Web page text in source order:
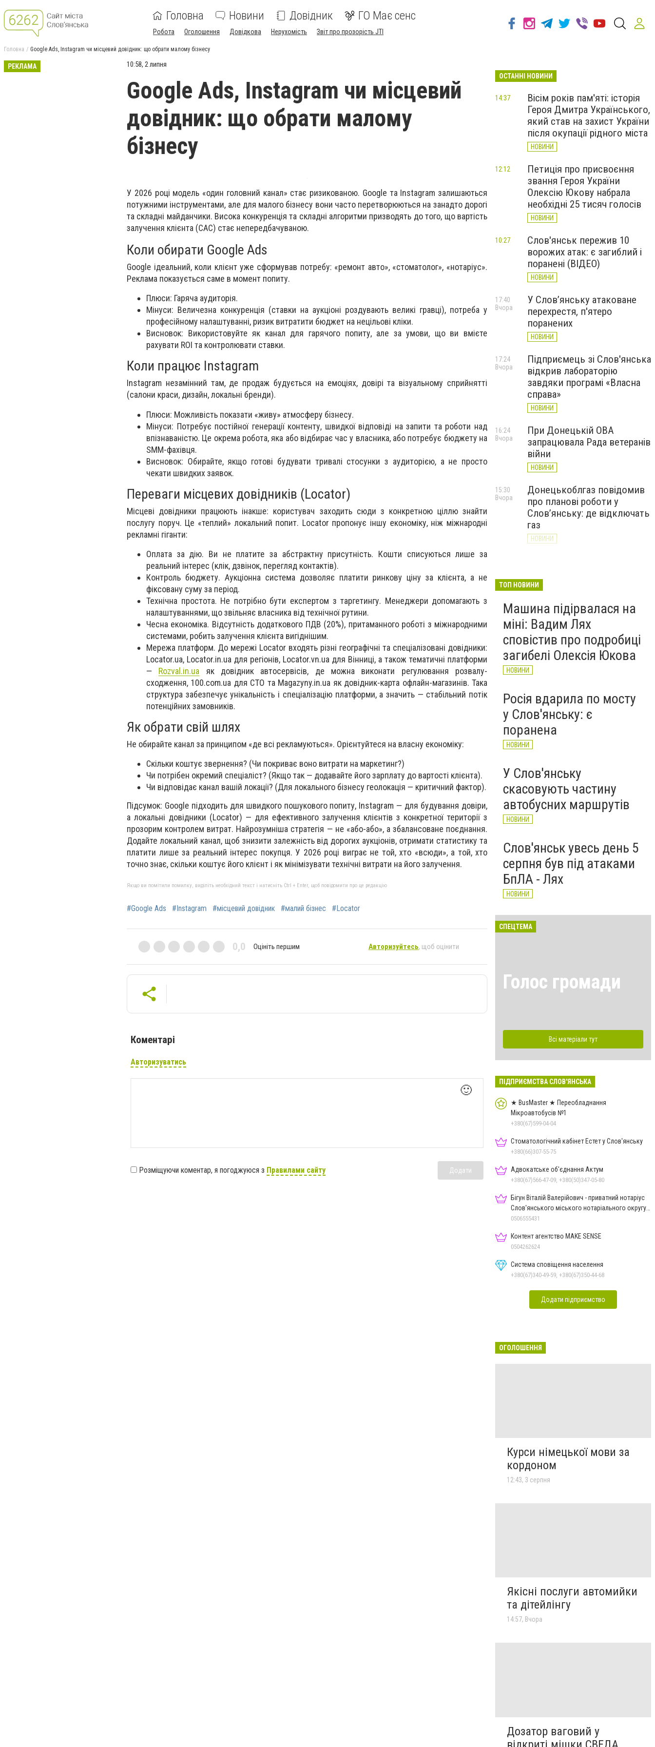
Головна Новини Довідник ГО Має сенс
Робота Оголошення Довідкова Нерухомість Звіт про прозорість JTI
Головна Google Ads, Instagram чи місцевий довідник: що обрати малому бізнесу
РЕКЛАМА 10:58, 2 липня
Google Ads, Instagram чи місцевий
довідник: що обрати малому
бізнесу
У 2026 році модель «один головний канал» стає ризикованою. Google та Instagram залишаються
потужними інструментами, але для малого бізнесу вони часто перетворюються на занадто дорогі
та складні майданчики. Висока конкуренція та складні алгоритми призводять до того, що вартість
залучення клієнта (CAC) стає непередбачуваною.
Коли обирати Google Ads
Google ідеальний, коли клієнт уже сформував потребу: «ремонт авто», «стоматолог», «нотаріус».
Реклама показується саме в момент попиту.
Плюси: Гаряча аудиторія.
Мінуси: Величезна конкуренція (ставки на аукціоні роздувають великі гравці), потреба у
професійному налаштуванні, ризик витратити бюджет на нецільові кліки.
Висновок: Використовуйте як канал для гарячого попиту, але за умови, що ви вмієте
рахувати ROI та контролювати ставки.
Коли працює Instagram
Instagram незамінний там, де продаж будується на емоціях, довірі та візуальному сприйнятті
(салони краси, дизайн, локальні бренди).
Плюси: Можливість показати «живу» атмосферу бізнесу.
Мінуси: Потребує постійної генерації контенту, швидкої відповіді на запити та роботи над
впізнаваністю. Це окрема робота, яка або відбирає час у власника, або потребує бюджету на
SMM-фахівця.
Висновок: Обирайте, якщо готові будувати тривалі стосунки з аудиторією, а не просто
чекати швидких заявок.
Переваги місцевих довідників (Locator)
Місцеві довідники працюють інакше: користувач заходить сюди з конкретною ціллю знайти
послугу поруч. Це «теплий» локальний попит. Locator пропонує іншу економіку, ніж міжнародні
рекламні гіганти:
Оплата за дію. Ви не платите за абстрактну присутність. Кошти списуються лише за
реальний інтерес (клік, дзвінок, перегляд контактів).
Контроль бюджету. Аукціонна система дозволяє платити ринкову ціну за клієнта, а не
фіксовану суму за період.
Технічна простота. Не потрібно бути експертом з таргетингу. Менеджери допомагають з
налаштуваннями, що звільняє власника від технічної рутини.
Чесна економіка. Відсутність додаткового ПДВ (20%), притаманного роботі з міжнародними
системами, робить залучення клієнта вигіднішим.
Мережа платформ. До мережі Locator входять різні географічні та спеціалізовані довідники:
Locator.ua, Locator.in.ua для регіонів, Locator.vn.ua для Вінниці, а також тематичні платформи
— Rozval.in.ua як довідник автосервісів, де можна виконати регулювання розвалу-
сходження, 100.com.ua для СТО та Magazyny.in.ua як довідник-карта офлайн-магазинів. Така
структура забезпечує унікальність і спеціалізацію платформи, а значить — стабільний потік
потенційних замовників.
Як обрати свій шлях
Не обирайте канал за принципом «де всі рекламуються». Орієнтуйтеся на власну економіку:
Скільки коштує звернення? (Чи покриває воно витрати на маркетинг?)
Чи потрібен окремий спеціаліст? (Якщо так — додавайте його зарплату до вартості клієнта).
Чи відповідає канал вашій локації? (Для локального бізнесу геолокація — критичний фактор).
Підсумок: Google підходить для швидкого пошукового попиту, Instagram — для будування довіри,
а локальні довідники (Locator) — для ефективного залучення клієнтів з конкретної території з
прозорим контролем витрат. Найрозумніша стратегія — не «або-або», а збалансоване поєднання.
Додайте локальний канал, щоб знизити залежність від дорогих аукціонів, отримати статистику та
платити лише за реальний інтерес покупця. У 2026 році виграє не той, хто «всюди», а той, хто
точно знає, скільки коштує його клієнт і як мінімізувати технічні витрати на його залучення.
Якщо ви помітили помилку, виділіть необхідний текст і натисніть Ctrl + Enter, щоб повідомити про це редакцію
#Google Ads #Instagram #місцевий довідник #малий бізнес #Locator
0,0 Оцініть першим Авторизуйтесь, щоб оцінити
Коментарі
Авторизуватись
🙂
Розміщуючи коментар, я погоджуюся з Правилами сайту Додати
ОСТАННІ НОВИНИ
Вісім років пам'яті: історія
Героя Дмитра Українського,
який став на захист України
після окупації рідного міста
НОВИНИ
14:37
Петиція про присвоєння
звання Героя України
Олексію Юкову набрала
необхідні 25 тисяч голосів
НОВИНИ
12:12
Слов'янськ пережив 10
ворожих атак: є загиблий і
поранені (ВІДЕО)
НОВИНИ
10:27
У Слов’янську атаковане
перехрестя, п'ятеро
поранених
НОВИНИ
17:40
Вчора
Підприємець зі Слов'янська
відкрив лабораторію
завдяки програмі «Власна
справа»
НОВИНИ
17:24
Вчора
При Донецькій ОВА
запрацювала Рада ветеранів
війни
НОВИНИ
16:24
Вчора
Донецькоблгаз повідомив
про планові роботи у
Слов’янську: де відключать
газ
НОВИНИ
15:30
Вчора
долучилися до відбудови
НОВИНИ
ТОП НОВИНИ
Машина підірвалася на
міні: Вадим Лях
сповістив про подробиці
загибелі Олексія Юкова
НОВИНИ
Росія вдарила по мосту
у Слов'янську: є
поранена
НОВИНИ
У Слов'янську
скасовують частину
автобусних маршрутів
НОВИНИ
Слов'янськ увесь день 5
серпня був під атаками
БпЛА - Лях
НОВИНИ
СПЕЦТЕМА
Голос громади
Всі матеріали тут
ПІДПРИЄМСТВА СЛОВ'ЯНСЬКА
★ BusMaster ★ Переобладнання
Мікроавтобусів №1
+380(67)599-04-04
Стоматологічний кабінет Естет у Слов'янську
+380(66)307-55-75
Адвокатське об'єднання Актум
+380(67)566-47-09, +380(50)347-05-80
Бігун Віталій Валерійович - приватний нотаріус
Слов'янського міського нотаріального округу
Дон.обл.
0506555431
Контент агентство MAKE SENSE
0504262624
Система сповіщення населення
+380(67)340-49-59, +380(67)350-44-68
Додати підприємство
ОГОЛОШЕННЯ
Курси німецької мови за
кордоном
12:43, 3 серпня
Якісні послуги автомийки
та дітейлінгу
14:57, Вчора
Дозатор ваговий у